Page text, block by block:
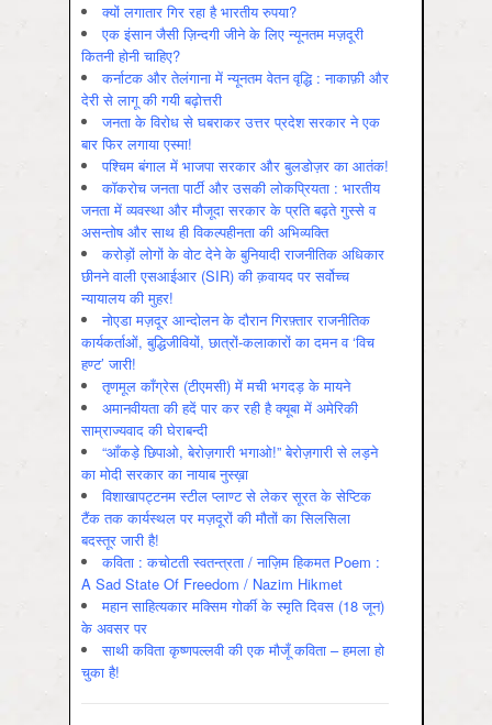
क्यों लगातार गिर रहा है भारतीय रुपया?
एक इंसान जैसी ज़िन्दगी जीने के लिए न्यूनतम मज़दूरी
कितनी होनी चाहिए?
कर्नाटक और तेलंगाना में न्यूनतम वेतन वृद्धि : नाकाफ़ी और
देरी से लागू की गयी बढ़ोत्तरी
जनता के विरोध से घबराकर उत्तर प्रदेश सरकार ने एक
बार फिर लगाया एस्मा!
पश्चिम बंगाल में भाजपा सरकार और बुलडोज़र का आतंक!
कॉकरोच जनता पार्टी और उसकी लोकप्रियता : भारतीय
जनता में व्‍यवस्‍था और मौजूदा सरकार के प्रति बढ़ते गुस्‍से व
असन्‍तोष और साथ ही विकल्‍पहीनता की अभिव्‍यक्ति
करोड़ों लोगों के वोट देने के बुनियादी राजनीतिक अधिकार
छीनने वाली एसआईआर (SIR) की क़वायद पर सर्वोच्च
न्यायालय की मुहर!
नोएडा मज़दूर आन्दोलन के दौरान गिरफ़्तार राजनीतिक
कार्यकर्ताओं, बुद्धिजीवियों, छात्रों-कलाकारों का दमन व ‘विच
हण्ट’ जारी!
तृणमूल काँग्रेस (टीएमसी) में मची भगदड़ के मायने
अमानवीयता की हदें पार कर रही है क्यूबा में अमेरिकी
साम्राज्यवाद की घेराबन्दी
“आँकड़े छिपाओ, बेरोज़गारी भगाओ!” बेरोज़गारी से लड़ने
का मोदी सरकार का नायाब नुस्ख़ा
विशाखापट्टनम स्टील प्लाण्ट से लेकर सूरत के सेप्टिक
टैंक तक कार्यस्थल पर मज़दूरों की मौतों का सिलसिला
बदस्तूर जारी है!
कविता : कचोटती स्वतन्त्रता / नाज़िम हिकमत Poem :
A Sad State Of Freedom / Nazim Hikmet
महान साहित्यकार मक्सिम गोर्की के स्मृति दिवस (18 जून)
के अवसर पर
साथी कविता कृष्णपल्लवी की एक मौजूँ कविता – हमला हो
चुका है!